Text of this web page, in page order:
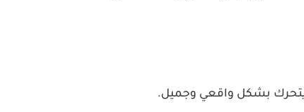
بشكل واقعي وجميل.